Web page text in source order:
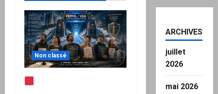
Non classé
ARCHIVES
juillet
2026
mai 2026